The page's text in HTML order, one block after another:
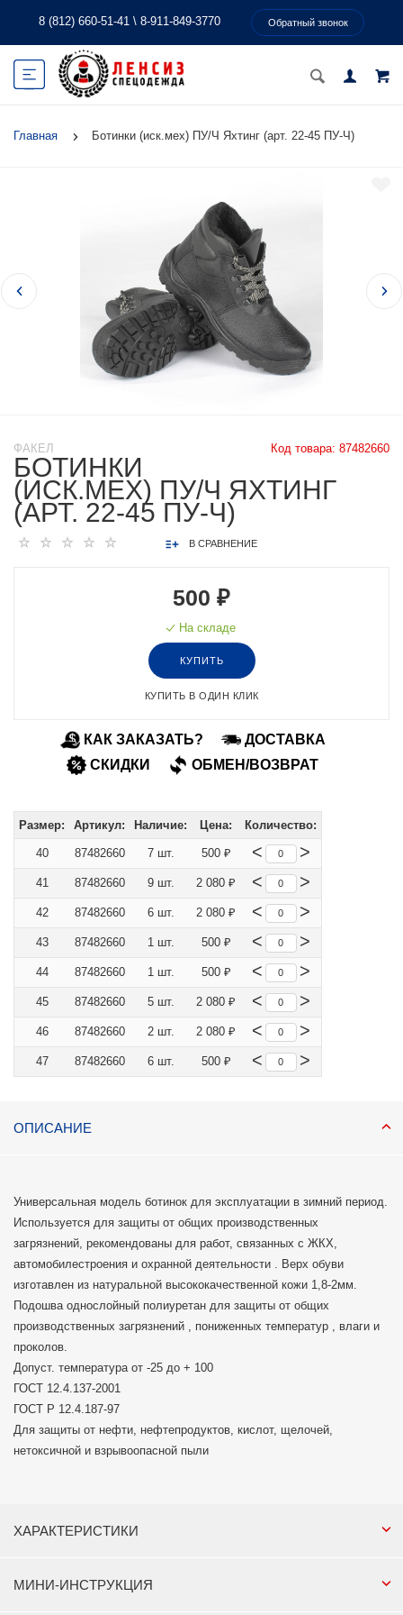
8 (812) 660-51-41 \ 8-911-849-3770 Обратный звонок
Главная Ботинки (иск.мех) ПУ/Ч Яхтинг (арт. 22-45 ПУ-Ч)
Код товара: 87482660
ФАКЕЛ
БОТИНКИ
(ИСК.МЕХ) ПУ/Ч ЯХТИНГ
(АРТ. 22-45 ПУ-Ч)
В СРАВНЕНИЕ
500 ₽
На складе
КУПИТЬ
КУПИТЬ В ОДИН КЛИК
КАК ЗАКАЗАТЬ?
ДОСТАВКА
СКИДКИ
ОБМЕН/ВОЗВРАТ
Размер: Артикул: Наличие: Цена: Количество:
40 87482660 7 шт. 500 ₽ < >
41 87482660 9 шт. 2 080 ₽ < >
42 87482660 6 шт. 2 080 ₽ < >
43 87482660 1 шт. 500 ₽ < >
44 87482660 1 шт. 500 ₽ < >
45 87482660 5 шт. 2 080 ₽ < >
46 87482660 2 шт. 2 080 ₽ < >
47 87482660 6 шт. 500 ₽ < >
ОПИСАНИЕ
Универсальная модель ботинок для эксплуатации в зимний период.
Используется для защиты от общих производственных
загрязнений, рекомендованы для работ, связанных с ЖКХ,
автомобилестроения и охранной деятельности . Верх обуви
изготавлен из натуральной высококачественной кожи 1,8-2мм.
Подошва однослойный полиуретан для защиты от общих
производственных загрязнений , пониженных температур , влаги и
проколов.
Допуст. температура от -25 до + 100
ГОСТ 12.4.137-2001
ГОСТ Р 12.4.187-97
Для защиты от нефти, нефтепродуктов, кислот, щелочей,
нетоксичной и взрывоопасной пыли
ХАРАКТЕРИСТИКИ
МИНИ-ИНСТРУКЦИЯ